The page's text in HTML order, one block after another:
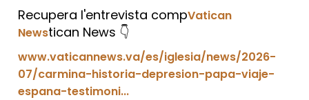
Recupera l'entrevista compVatican
Newstican News 👇
www.vaticannews.va/es/iglesia/news/2026-
07/carmina-historia-depresion-papa-viaje-
espana-testimoni...